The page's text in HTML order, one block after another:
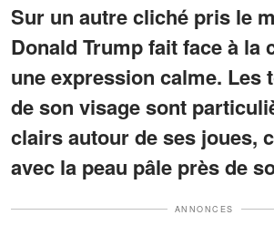
Sur un autre cliché pris le
Donald Trump fait face à la
une expression calme. Les
de son visage sont
clairs autour de ses joues,
avec la peau pâle près de
ANNONCES